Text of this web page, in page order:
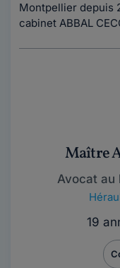
Montpellier depuis
cabinet ABBAL
Maître
Avocat au
19